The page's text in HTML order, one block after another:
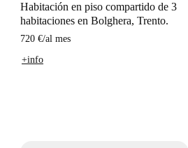
Habitación en piso compartido de 3
habitaciones en Bolghera, Trento.
720 €/al mes
+info